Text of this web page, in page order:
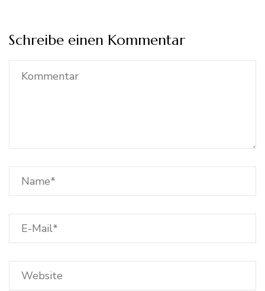
Schreibe einen Kommentar